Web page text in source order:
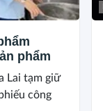
phẩm
Lai tạm giữ
công